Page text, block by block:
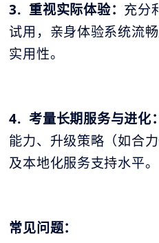
3. 重视实际体验： 充分
试用，亲身体验系统流
实用性。
4. 考量长期服务与进化：
能力、升级策略（如合
及本地化服务支持水平。
常见问题：